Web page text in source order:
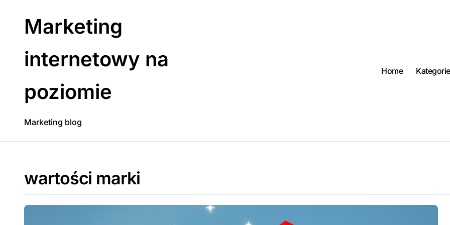
Marketing
internetowy na
poziomie
Marketing blog
Home Kategorie
wartości marki